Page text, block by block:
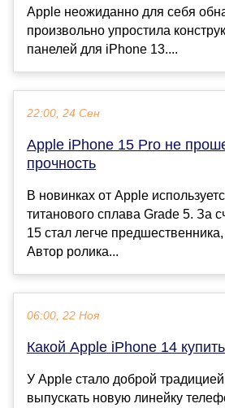
Apple неожиданно для себя
произвольно упростила
панелей для iPhone 13....
22:00, 24 Сен
Apple iPhone 15 Pro не
прочность
В новинках от Apple
титанового сплава Grade 5. За
15 стал легче
Автор ролика...
06:00, 22 Ноя
Какой Apple iPhone 14
У Apple стало доброй
выпускать новую линейку